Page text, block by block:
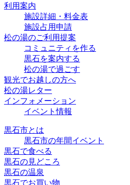
利用案内
施設詳細・料金表
施設占用申請
松の湯のご利用提案
コミュニティを作る
黒石を案内する
松の湯で過ごす
観光でお越しの方へ
松の湯レター
インフォメーション
イベント情報
黒石市とは
黒石市の年間イベント
黒石で食べる
黒石の見どころ
黒石の温泉
黒石でお買い物